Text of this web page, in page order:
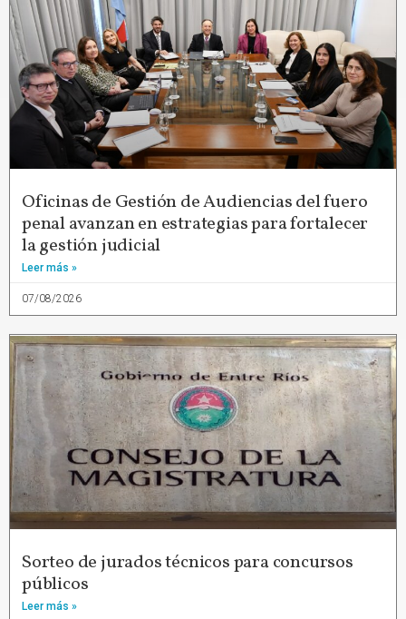
Oficinas de Gestión de Audiencias del fuero
penal avanzan en estrategias para fortalecer
la gestión judicial
Leer más »
07/08/2026
Sorteo de jurados técnicos para concursos
públicos
Leer más »